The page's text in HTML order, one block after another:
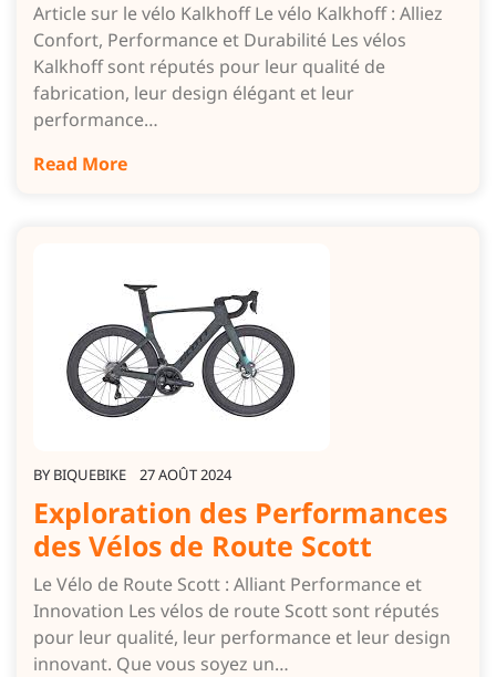
Article sur le vélo Kalkhoff Le vélo Kalkhoff : Alliez
Confort, Performance et Durabilité Les vélos
Kalkhoff sont réputés pour leur qualité de
fabrication, leur design élégant et leur
performance…
Read More
BY BIQUEBIKE 27 AOÛT 2024
Exploration des Performances
des Vélos de Route Scott
Le Vélo de Route Scott : Alliant Performance et
Innovation Les vélos de route Scott sont réputés
pour leur qualité, leur performance et leur design
innovant. Que vous soyez un…